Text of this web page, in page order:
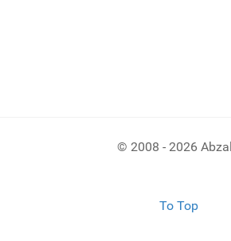
© 2008 - 2026
To Top